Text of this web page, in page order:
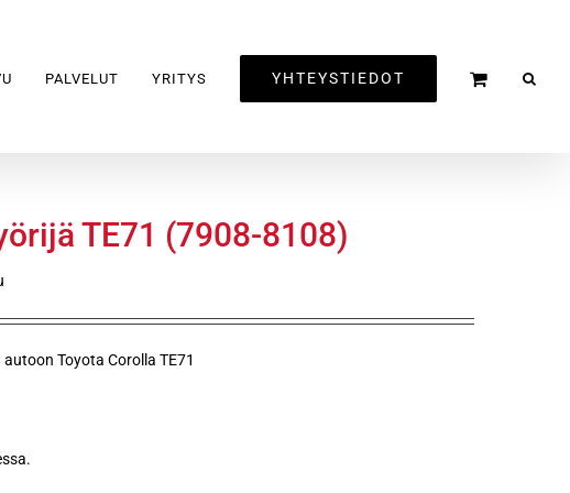
PALVELUT YRITYS YHTEYSTIEDOT
TE71 (7908-8108)
Toyota Corolla TE71